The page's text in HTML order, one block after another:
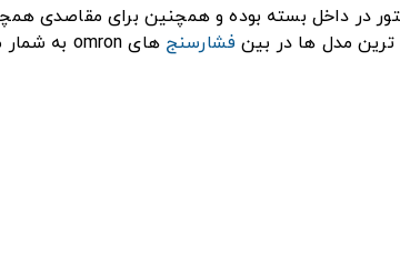
در داخل بسته بوده و همچنین برای مقاصدی
مدل ها در بین فشارسنج های omron به شمار میرود.